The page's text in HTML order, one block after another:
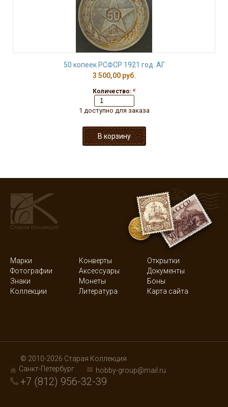
50 копеек РСФСР 1921 год. АГ
3 500,00 руб.
Количество: *
1 доступно для заказа
Марки Конверты
Открытки
Фотографии
Аксессуары
Документы
Знаки
Монеты
Боны
Коллекции
Литература Карта сайта
© 2010-2026 Старая Коллекция
Санкт-Петербург
hobby-group@mail.ru
+7 (812) 956-32-39